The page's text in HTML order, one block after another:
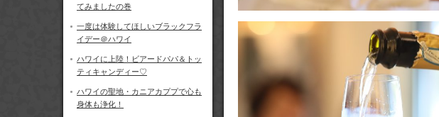
てみましたの巻
一度は体験してほしいブラックフラ
イデー＠ハワイ
ハワイに上陸！ビアードパパ＆トッ
ティキャンディー♡
ハワイの聖地・カニアカププで心も
身体も浄化！